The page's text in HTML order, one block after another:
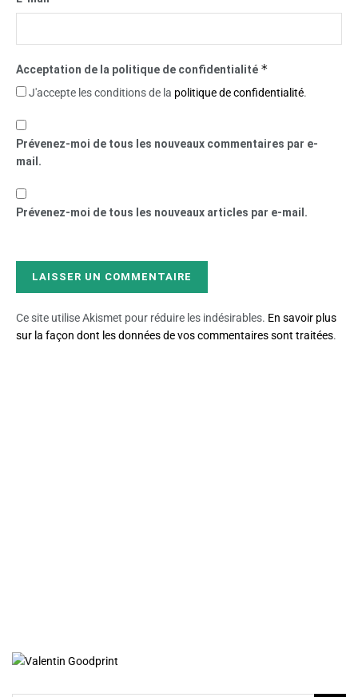
Acceptation de la politique de confidentialité *
J'accepte les conditions de la politique de confidentialité.
Prévenez-moi de tous les nouveaux commentaires par e-
mail.
Prévenez-moi de tous les nouveaux articles par e-mail.
Ce site utilise Akismet pour réduire les indésirables. En savoir plus
sur la façon dont les données de vos commentaires sont traitées.